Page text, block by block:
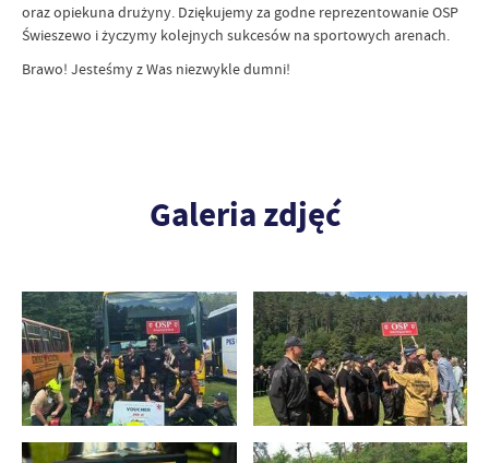
oraz opiekuna drużyny. Dziękujemy za godne reprezentowanie OSP
Świeszewo i życzymy kolejnych sukcesów na sportowych arenach.
Brawo! Jesteśmy z Was niezwykle dumni!
Galeria zdjęć